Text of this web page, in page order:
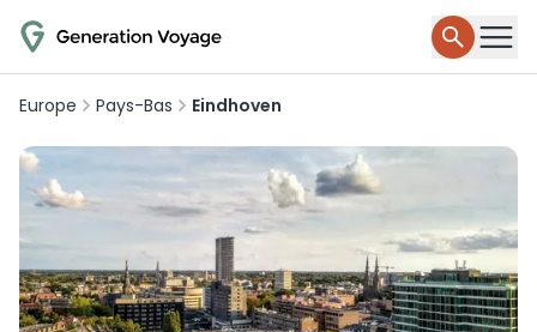
Europe Pays-Bas Eindhoven